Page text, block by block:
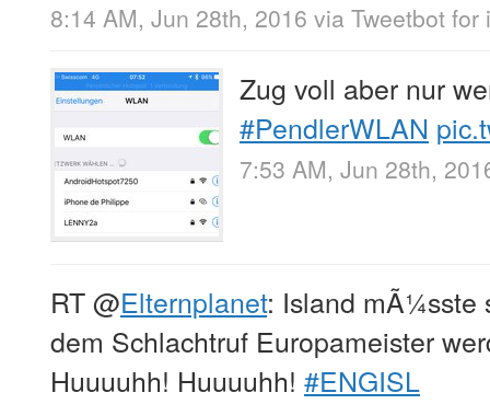
8:14 AM, Jun 28th, 2016 via Tweetbot for
Zug voll aber nur
#PendlerWLAN
7:53 AM, Jun 28th,
RT@Elternplanet: Island mÃ¼sste
dem Schlachtruf Europameister
Huuuuhh! Huuuuhh! #ENGISL